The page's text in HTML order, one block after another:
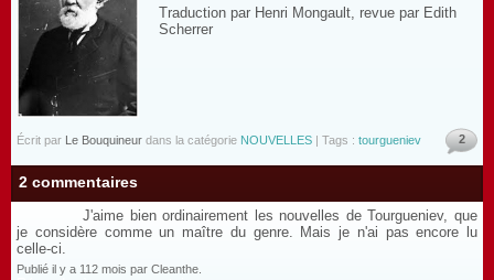
Traduction par Henri Mongault, revue par Edith
Scherrer
Écrit par Le Bouquineur dans la catégorie NOUVELLES | Tags : tourgueniev 2
2 commentaires
J'aime bien ordinairement les nouvelles de Tourgueniev, que
je considère comme un maître du genre. Mais je n'ai pas encore lu
celle-ci.
Publié il y a 112 mois par Cleanthe.